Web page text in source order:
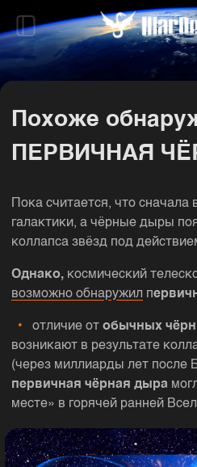
Похоже
ПЕРВИЧНАЯ
Пока считается, что
галактики, а чёрные дыры
коллапса звёзд под
Однако, космический
возможно обнаружил п
отличие от обычных
возникают в результате
(через миллиарды лет после
первичная чёрная дыра
месте» в горячей ранней